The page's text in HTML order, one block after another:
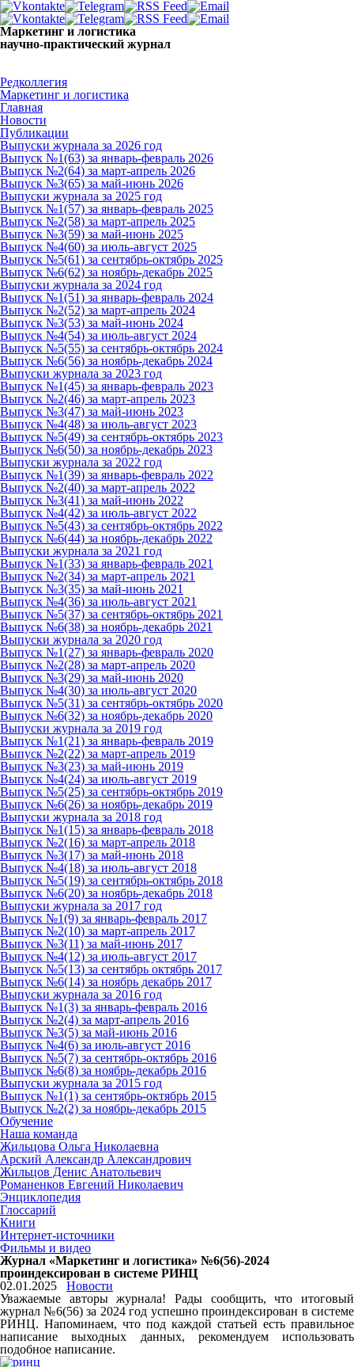
Маркетинг и логистика
научно-практический журнал
Редколлегия
Маркетинг и логистика
Главная
Новости
Публикации
Выпуски журнала за 2026 год
Выпуск №1(63) за январь-февраль 2026
Выпуск №2(64) за март-апрель 2026
Выпуск №3(65) за май-июнь 2026
Выпуски журнала за 2025 год
Выпуск №1(57) за январь-февраль 2025
Выпуск №2(58) за март-апрель 2025
Выпуск №3(59) за май-июнь 2025
Выпуск №4(60) за июль-август 2025
Выпуск №5(61) за сентябрь-октябрь 2025
Выпуск №6(62) за ноябрь-декабрь 2025
Выпуски журнала за 2024 год
Выпуск №1(51) за январь-февраль 2024
Выпуск №2(52) за март-апрель 2024
Выпуск №3(53) за май-июнь 2024
Выпуск №4(54) за июль-август 2024
Выпуск №5(55) за сентябрь-октябрь 2024
Выпуск №6(56) за ноябрь-декабрь 2024
Выпуски журнала за 2023 год
Выпуск №1(45) за январь-февраль 2023
Выпуск №2(46) за март-апрель 2023
Выпуск №3(47) за май-июнь 2023
Выпуск №4(48) за июль-август 2023
Выпуск №5(49) за сентябрь-октябрь 2023
Выпуск №6(50) за ноябрь-декабрь 2023
Выпуски журнала за 2022 год
Выпуск №1(39) за январь-февраль 2022
Выпуск №2(40) за март-апрель 2022
Выпуск №3(41) за май-июнь 2022
Выпуск №4(42) за июль-август 2022
Выпуск №5(43) за сентябрь-октябрь 2022
Выпуск №6(44) за ноябрь-декабрь 2022
Выпуски журнала за 2021 год
Выпуск №1(33) за январь-февраль 2021
Выпуск №2(34) за март-апрель 2021
Выпуск №3(35) за май-июнь 2021
Выпуск №4(36) за июль-август 2021
Выпуск №5(37) за сентябрь-октябрь 2021
Выпуск №6(38) за ноябрь-декабрь 2021
Выпуски журнала за 2020 год
Выпуск №1(27) за январь-февраль 2020
Выпуск №2(28) за март-апрель 2020
Выпуск №3(29) за май-июнь 2020
Выпуск №4(30) за июль-август 2020
Выпуск №5(31) за сентябрь-октябрь 2020
Выпуск №6(32) за ноябрь-декабрь 2020
Выпуски журнала за 2019 год
Выпуск №1(21) за январь-февраль 2019
Выпуск №2(22) за март-апрель 2019
Выпуск №3(23) за май-июнь 2019
Выпуск №4(24) за июль-август 2019
Выпуск №5(25) за сентябрь-октябрь 2019
Выпуск №6(26) за ноябрь-декабрь 2019
Выпуски журнала за 2018 год
Выпуск №1(15) за январь-февраль 2018
Выпуск №2(16) за март-апрель 2018
Выпуск №3(17) за май-июнь 2018
Выпуск №4(18) за июль-август 2018
Выпуск №5(19) за сентябрь-октябрь 2018
Выпуск №6(20) за ноябрь-декабрь 2018
Выпуски журнала за 2017 год
Выпуск №1(9) за январь-февраль 2017
Выпуск №2(10) за март-апрель 2017
Выпуск №3(11) за май-июнь 2017
Выпуск №4(12) за июль-август 2017
Выпуск №5(13) за сентябрь октябрь 2017
Выпуск №6(14) за ноябрь декабрь 2017
Выпуски журнала за 2016 год
Выпуск №1(3) за январь-февраль 2016
Выпуск №2(4) за март-апрель 2016
Выпуск №3(5) за май-июнь 2016
Выпуск №4(6) за июль-август 2016
Выпуск №5(7) за сентябрь-октябрь 2016
Выпуск №6(8) за ноябрь-декабрь 2016
Выпуски журнала за 2015 год
Выпуск №1(1) за сентябрь-октябрь 2015
Выпуск №2(2) за ноябрь-декабрь 2015
Обучение
Наша команда
Жильцова Ольга Николаевна
Арский Александр Александрович
Жильцов Денис Анатольевич
Романенков Евгений Николаевич
Энциклопедия
Глоссарий
Книги
Интернет-источники
Фильмы и видео
Журнал «Маркетинг и логистика» №6(56)-2024
проиндексирован в системе РИНЦ
02.01.2025
Новости
Уважаемые авторы журнала! Рады сообщить, что итоговый
журнал №6(56) за 2024 год успешно проиндексирован в системе
РИНЦ. Напоминаем, что под каждой статьей есть правильное
написание выходных данных, рекомендуем использовать
подобное написание.